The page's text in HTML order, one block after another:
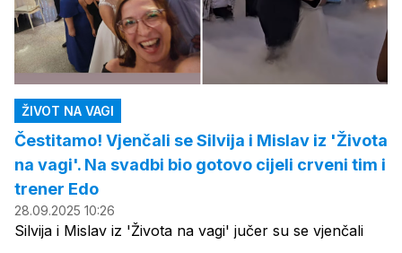
ŽIVOT NA VAGI
Čestitamo! Vjenčali se Silvija i Mislav iz 'Života
na vagi'. Na svadbi bio gotovo cijeli crveni tim i
trener Edo
28.09.2025 10:26
Silvija i Mislav iz 'Života na vagi' jučer su se vjenčali